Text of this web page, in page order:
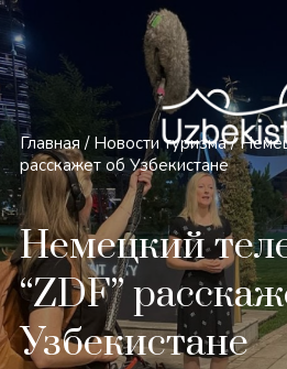
Безопасность и особенности
Главная / Новости туризма /
расскажет об Узбекистане
Немецкий
“ZDF”
Узбекистане